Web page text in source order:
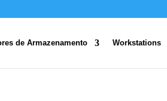
de Armazenamento Workstations